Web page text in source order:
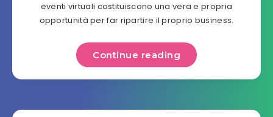
eventi virtuali costituiscono una vera e propria
opportunità per far ripartire il proprio business.
Continue reading